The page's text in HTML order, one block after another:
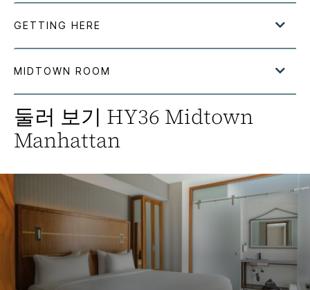
둘러 보기 HY36 Midtown
Manhattan